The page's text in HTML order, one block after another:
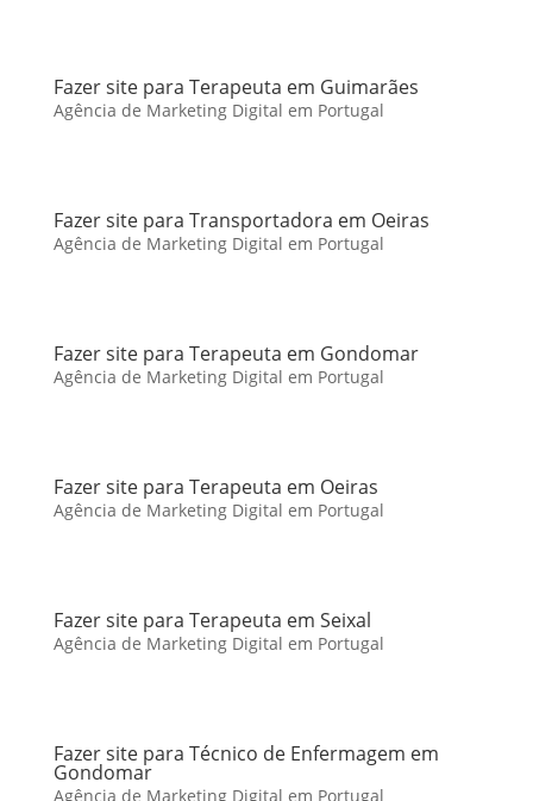
Fazer site para Terapeuta em Guimarães
Agência de Marketing Digital em Portugal
Fazer site para Transportadora em Oeiras
Agência de Marketing Digital em Portugal
Fazer site para Terapeuta em Gondomar
Agência de Marketing Digital em Portugal
Fazer site para Terapeuta em Oeiras
Agência de Marketing Digital em Portugal
Fazer site para Terapeuta em Seixal
Agência de Marketing Digital em Portugal
Fazer site para Técnico de Enfermagem em
Gondomar
Agência de Marketing Digital em Portugal